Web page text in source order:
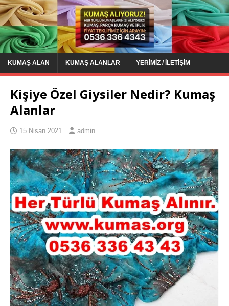
KUMAŞ ALAN KUMAŞ ALANLAR YERIMIZ / İLETIŞIM
Kişiye Özel Giysiler Nedir? Kumaş
Alanlar
15 Nisan 2021 admin